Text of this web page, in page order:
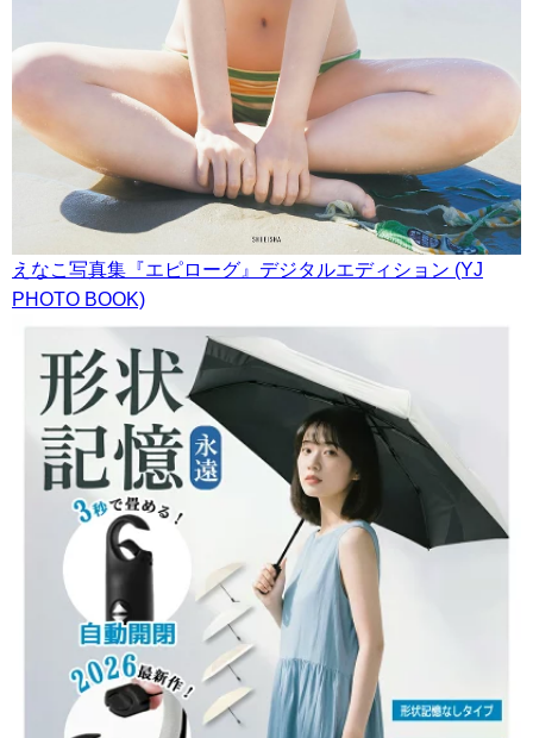
えなこ写真集『エピローグ』デジタルエディション (YJ
PHOTO BOOK)